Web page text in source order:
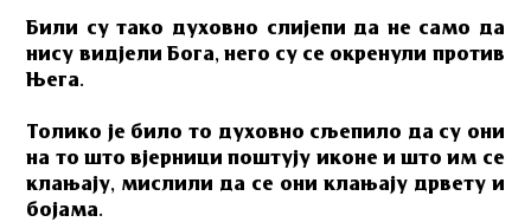
Били су тако духовно слијепи да не само да
нису видјели Бога, него су се окренули против
Њега.
Толико је било то духовно сљепило да су они
на то што вјерници поштују иконе и што им се
клањају, мислили да се они клањају дрвету и
бојама.